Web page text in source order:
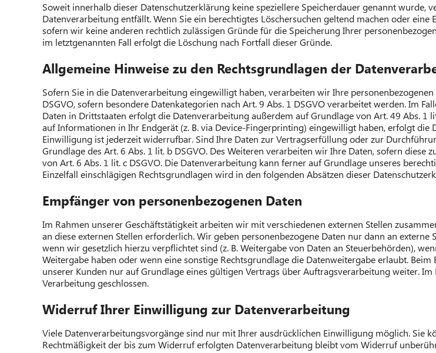
Soweit innerhalb dieser Datenschutzerklärung keine speziellere Speicherdauer genannt wurde,
Datenverarbeitung entfällt. Wenn Sie ein berechtigtes Löschersuchen geltend machen oder
sofern wir keine anderen rechtlich zulässigen Gründe für die Speicherung Ihrer
im letztgenannten Fall erfolgt die Löschung nach Fortfall dieser Gründe.
Allgemeine Hinweise zu den Rechtsgrundlagen der
Sofern Sie in die Datenverarbeitung eingewilligt haben, verarbeiten wir Ihre
DSGVO, sofern besondere Datenkategorien nach Art. 9 Abs. 1 DSGVO verarbeitet werden. Im
Daten in Drittstaaten erfolgt die Datenverarbeitung außerdem auf Grundlage von Art. 49 Abs. 1
auf Informationen in Ihr Endgerät (z. B. via Device-Fingerprinting) eingewilligt haben, erfolgt die
Einwilligung ist jederzeit widerrufbar. Sind Ihre Daten zur Vertragserfüllung oder zur
Grundlage des Art. 6 Abs. 1 lit. b DSGVO. Des Weiteren verarbeiten wir Ihre Daten, sofern
von Art. 6 Abs. 1 lit. c DSGVO. Die Datenverarbeitung kann ferner auf Grundlage unseres
Einzelfall einschlägigen Rechtsgrundlagen wird in den folgenden Absätzen dieser
Empfänger von personenbezogenen Daten
Im Rahmen unserer Geschäftstätigkeit arbeiten wir mit verschiedenen externen Stellen
an diese externen Stellen erforderlich. Wir geben personenbezogene Daten nur dann an
wenn wir gesetzlich hierzu verpflichtet sind (z. B. Weitergabe von Daten an Steuerbehörden),
Weitergabe haben oder wenn eine sonstige Rechtsgrundlage die Datenweitergabe erlaubt.
unserer Kunden nur auf Grundlage eines gültigen Vertrags über Auftragsverarbeitung weiter.
Verarbeitung geschlossen.
Widerruf Ihrer Einwilligung zur Datenverarbeitung
Viele Datenverarbeitungsvorgänge sind nur mit Ihrer ausdrücklichen Einwilligung möglich. Sie
Rechtmäßigkeit der bis zum Widerruf erfolgten Datenverarbeitung bleibt vom Widerruf